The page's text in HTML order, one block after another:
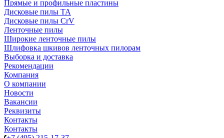
Прямые и профильные пластины
Дисковые пилы TA
Дисковые пилы CrV
Ленточные пилы
Широкие ленточные пилы
Шлифовка шкивов ленточных пилорам
Выборка и доставка
Рекомендации
Компания
О компании
Новости
Вакансии
Реквизиты
Контакты
Контакты